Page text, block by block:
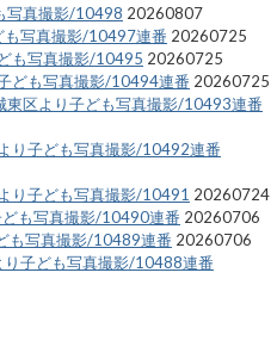
写真撮影/10498 20260807
も写真撮影/10497連番 20260725
も写真撮影/10495 20260725
ども写真撮影/10494連番 20260725
東区より子ども写真撮影/10493連番
り子ども写真撮影/10492連番
り子ども写真撮影/10491 20260724
も写真撮影/10490連番 20260706
も写真撮影/10489連番 20260706
子ども写真撮影/10488連番